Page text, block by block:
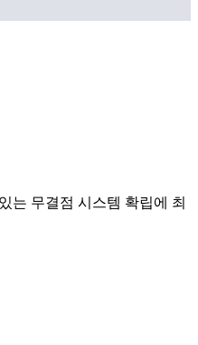
는 무결점 시스템 확립에 최